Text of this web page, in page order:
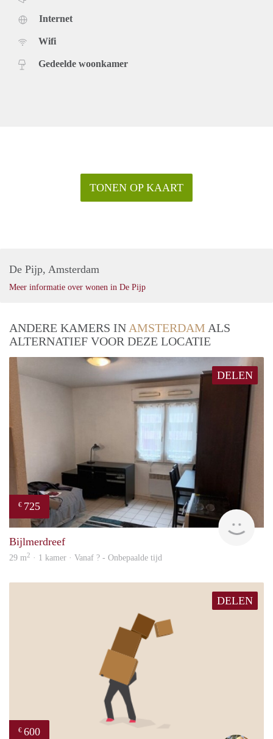
Internet
Wifi
Gedeelde woonkamer
TONEN OP KAART
De Pijp, Amsterdam
Meer informatie over wonen in De Pijp
ANDERE KAMERS IN AMSTERDAM ALS
ALTERNATIEF VOOR DEZE LOCATIE
DELEN
€ 725
Bijlmerdreef
29 m2 · 1 kamer · Vanaf ? - Onbepaalde tijd
DELEN
€ 600